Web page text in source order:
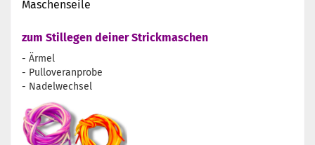
Maschenseile
zum Stillegen deiner Strickmaschen
- Ärmel
- Pulloveranprobe
- Nadelwechsel